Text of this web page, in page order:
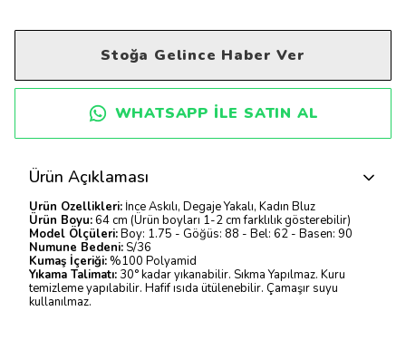
Stoğa Gelince Haber Ver
WHATSAPP ILE SATIN AL
Ürün Açıklaması
Ürün Özellikleri: İnce Askılı, Degaje Yakalı, Kadın Bluz
Ürün Boyu:64 cm (Ürün boyları 1-2 cm farklılık gösterebilir)
Model Ölçüleri:Boy: 1.75 - Göğüs: 88 - Bel: 62 - Basen: 90
Numune Bedeni: S/36
Kumaş İçeriği: %100 Polyamid
Yıkama Talimatı:30° kadar yıkanabilir. Sıkma Yapılmaz. Kuru
temizleme yapılabilir. Hafif ısıda ütülenebilir. Çamaşır suyu
kullanılmaz.